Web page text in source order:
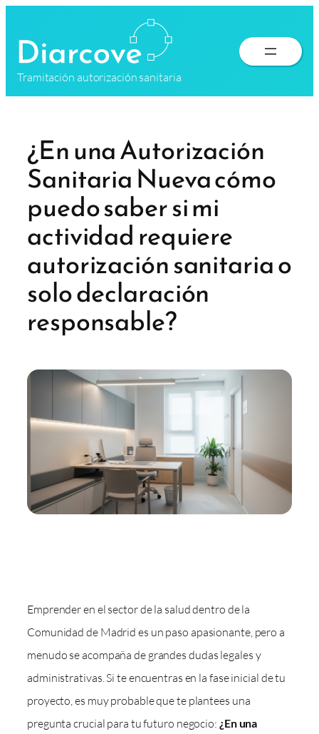
contenido
Tramitación autorización sanitaria
¿En una Autorización
Sanitaria Nueva cómo
puedo saber si mi
actividad requiere
autorización sanitaria o
solo declaración
responsable?
Emprender en el sector de la salud dentro de la
Comunidad de Madrid es un paso apasionante, pero a
menudo se acompaña de grandes dudas legales y
administrativas. Si te encuentras en la fase inicial de tu
proyecto, es muy probable que te plantees una
pregunta crucial para tu futuro negocio: ¿En una